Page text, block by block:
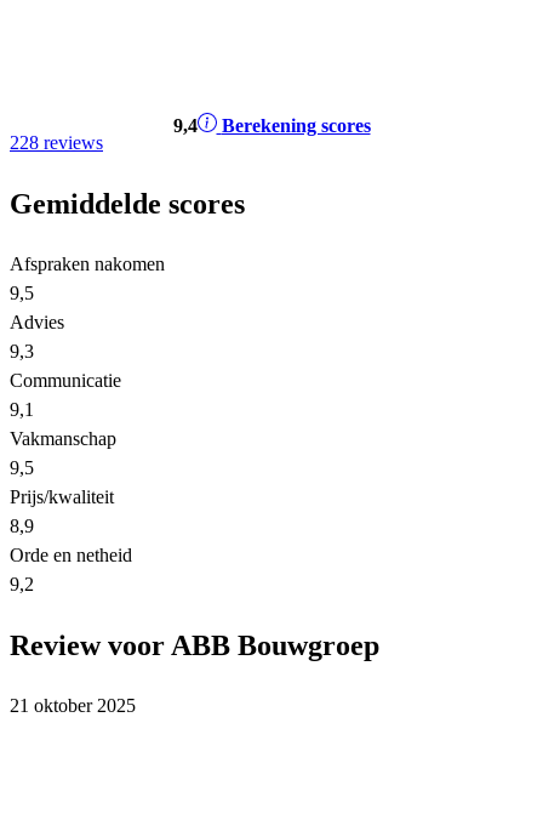
9,4
Berekening scores
228 reviews
Gemiddelde scores
Afspraken nakomen
9,5
Advies
9,3
Communicatie
9,1
Vakmanschap
9,5
Prijs/kwaliteit
8,9
Orde en netheid
9,2
Review voor ABB Bouwgroep
21 oktober 2025